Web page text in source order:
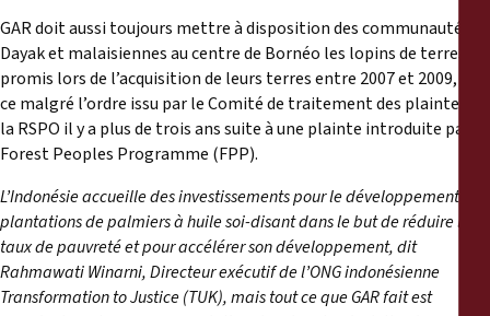
GAR doit aussi toujours mettre à disposition des communautés
Dayak et malaisiennes au centre de Bornéo les lopins de terres
promis lors de l’acquisition de leurs terres entre 2007 et 2009, et
ce malgré l’ordre issu par le Comité de traitement des plaintes de
la RSPO il y a plus de trois ans suite à une plainte introduite par
Forest Peoples Programme (FPP).
L’Indonésie accueille des investissements pour le développement de
plantations de palmiers à huile soi-disant dans le but de réduire le
taux de pauvreté et pour accélérer son développement, dit
Rahmawati Winarni, Directeur exécutif de l’ONG indonésienne
Transformation to Justice (TUK), mais tout ce que GAR fait est